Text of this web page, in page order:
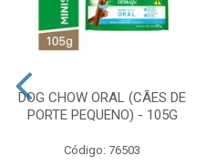
DOG CHOW ORAL (CÃES DE
PORTE PEQUENO) - 105G
Código: 76503